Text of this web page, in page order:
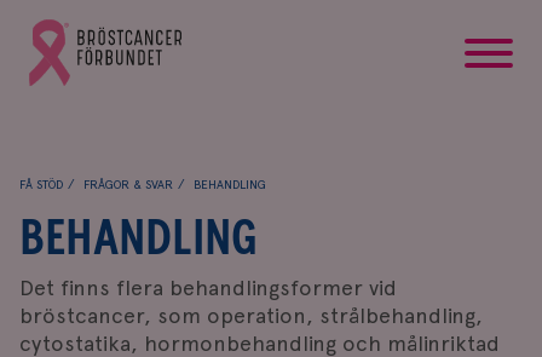
Gå
till
Bröstcancerförbundets
FÅ STÖD FRÅGOR & SVAR BEHANDLING
BEHANDLING
Det finns flera behandlingsformer vid
bröstcancer, som operation, strålbehandling,
cytostatika, hormonbehandling och målinriktad